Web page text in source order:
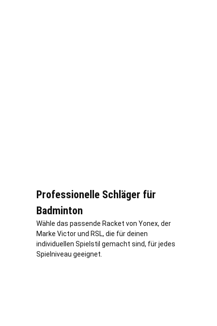
Professionelle Schläger für
Badminton
Wähle das passende Racket von Yonex, der
Marke Victor und RSL, die für deinen
individuellen Spielstil gemacht sind, für jedes
Spielniveau geeignet.